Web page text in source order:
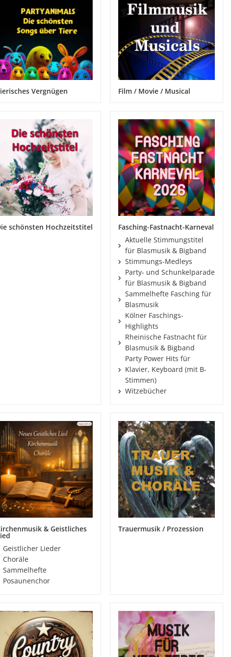
Vergnügen Film / Movie / Musical
schönsten Hochzeitstitel
Fasching-Fastnacht-Karneval
Aktuelle Stimmungstitel
für Blasmusik & Bigband
Stimmungs-Medleys
Party- und Schunkelparade
für Blasmusik & Bigband
Sammelhefte Fasching für
Blasmusik
Kölner Faschings-
Highlights
Rheinische Fastnacht für
Blasmusik & Bigband
Party Power Hits für
Klavier, Keyboard (mit B-
Stimmen)
Witzebücher
& Geistliches
Geistlicher Lieder
Choräle
Sammelhefte
Posaunenchor
Trauermusik / Prozession